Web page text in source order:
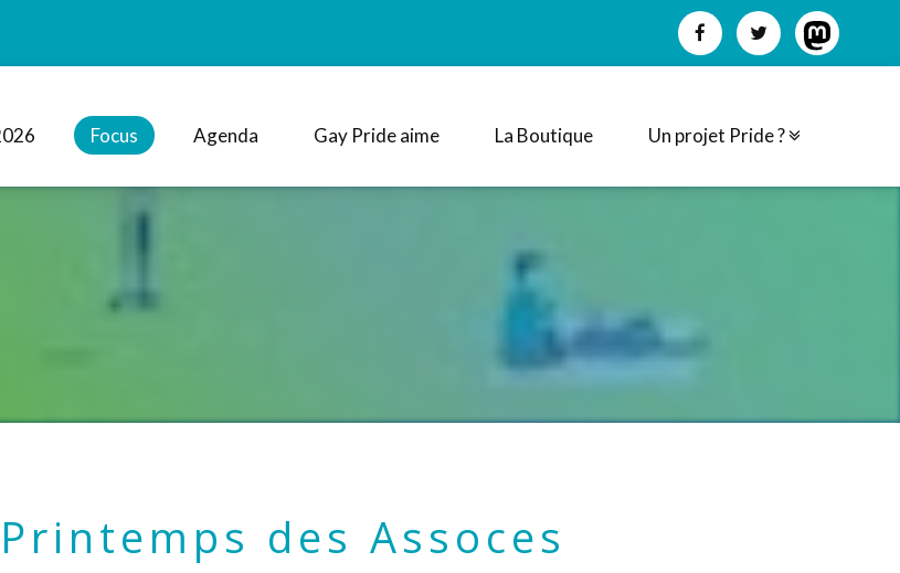
Focus Agenda Gay Pride aime La Boutique Un projet Pride ?
des Assoces